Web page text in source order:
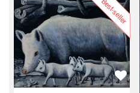
Best-seller